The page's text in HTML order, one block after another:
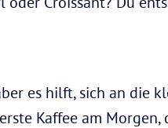
es hilft, sich an die
Kaffee am